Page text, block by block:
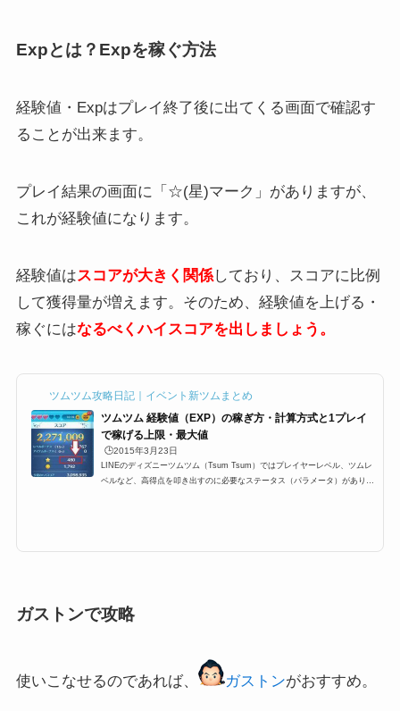
Expとは？Expを稼ぐ方法
経験値・Expはプレイ終了後に出てくる画面で確認す
ることが出来ます。
プレイ結果の画面に「☆(星)マーク」がありますが、
これが経験値になります。
経験値はスコアが大きく関係しており、スコアに比例
して獲得量が増えます。そのため、経験値を上げる・
稼ぐにはなるべくハイスコアを出しましょう。
ツムツム攻略日記｜イベント新ツムまとめ
ツムツム 経験値（EXP）の稼ぎ方・計算方式と1プレイ
で稼げる上限・最大値
🕒️2015年3月23日
LINEのディズニーツムツム（Tsum Tsum）ではプレイヤーレベル、ツムレ
ベルなど、高得点を叩き出すのに必要なステータス（パラメータ）がありま
ガストンで攻略
使いこなせるのであれば、 ガストンがおすすめ。